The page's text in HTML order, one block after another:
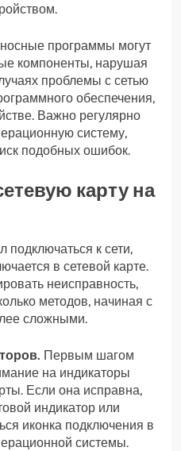
программы могут
компоненты, нарушая
проблемы с сетью
обеспечения,
Важно регулярно
систему,
подобных ошибок.
карту на
подключаться к сети,
в сетевой карте.
неисправность,
методов, начиная с
сложными.
Первым шагом
на индикаторы
Если она исправна,
индикатор или
иконка подключения в
системы.